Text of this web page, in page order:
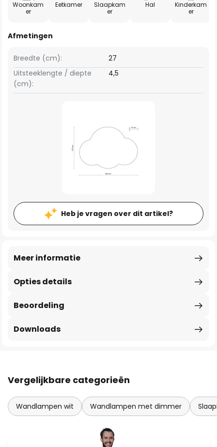
Woonkam
er
Eetkamer
Slaapkam
er
Hal
Kinderkam
er
Afmetingen
Breedte (cm):
27
Uitsteeklengte / diepte
(cm):
4,5
Heb je vragen over dit artikel?
Opties details
Meer informatie
Beoordeling
Downloads
Vergelijkbare categorieën
Wandlampen wit Wandlampen met dimmer